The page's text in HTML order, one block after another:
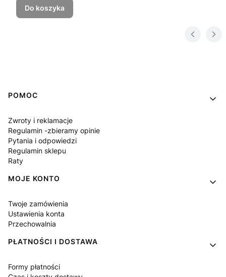
Do koszyka
Linki w stopce
POMOC
Zwroty i reklamacje
Regulamin -zbieramy opinie
Pytania i odpowiedzi
Regulamin sklepu
Raty
MOJE KONTO
Twoje zamówienia
Ustawienia konta
Przechowalnia
PŁATNOŚCI I DOSTAWA
Formy płatności